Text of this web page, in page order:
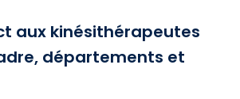
aux kinésithérapeutes
départements et